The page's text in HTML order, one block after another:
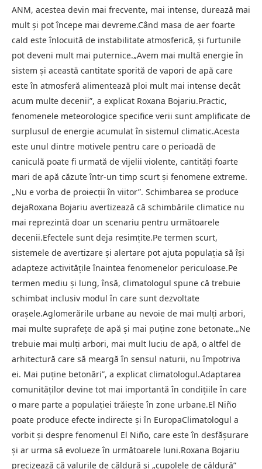
ANM, acestea devin mai frecvente, mai intense, durează mai
mult și pot începe mai devreme.Când masa de aer foarte
cald este înlocuită de instabilitate atmosferică, și furtunile
pot deveni mult mai puternice.„Avem mai multă energie în
sistem și această cantitate sporită de vapori de apă care
este în atmosferă alimentează ploi mult mai intense decât
acum multe decenii”, a explicat Roxana Bojariu.Practic,
fenomenele meteorologice specifice verii sunt amplificate de
surplusul de energie acumulat în sistemul climatic.Acesta
este unul dintre motivele pentru care o perioadă de
caniculă poate fi urmată de vijelii violente, cantități foarte
mari de apă căzute într-un timp scurt și fenomene extreme.
„Nu e vorba de proiecții în viitor”. Schimbarea se produce
dejaRoxana Bojariu avertizează că schimbările climatice nu
mai reprezintă doar un scenariu pentru următoarele
decenii.Efectele sunt deja resimțite.Pe termen scurt,
sistemele de avertizare și alertare pot ajuta populația să își
adapteze activitățile înaintea fenomenelor periculoase.Pe
termen mediu și lung, însă, climatologul spune că trebuie
schimbat inclusiv modul în care sunt dezvoltate
orașele.Aglomerările urbane au nevoie de mai mulți arbori,
mai multe suprafețe de apă și mai puține zone betonate.„Ne
trebuie mai mulți arbori, mai mult luciu de apă, o altfel de
arhitectură care să meargă în sensul naturii, nu împotriva
ei. Mai puține betonări”, a explicat climatologul.Adaptarea
comunităților devine tot mai importantă în condițiile în care
o mare parte a populației trăiește în zone urbane.El Niño
poate produce efecte indirecte și în EuropaClimatologul a
vorbit și despre fenomenul El Niño, care este în desfășurare
și ar urma să evolueze în următoarele luni.Roxana Bojariu
precizează că valurile de căldură și „cupolele de căldură”